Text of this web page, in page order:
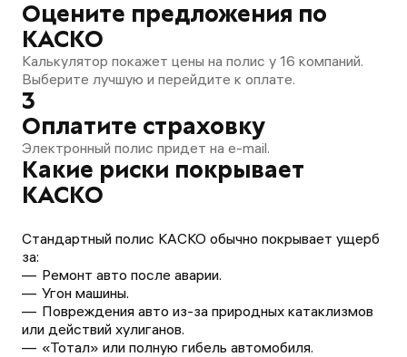
Оцените предложения по
КАСКО
Калькулятор покажет цены на полис у 16 компаний.
Выберите лучшую и перейдите к оплате.
3
Оплатите страховку
Электронный полис придет на e-mail.
Какие риски покрывает
КАСКО
Стандартный полис КАСКО обычно покрывает ущерб
за:
Ремонт авто после аварии.
Угон машины.
Повреждения авто из-за природных катаклизмов
или действий хулиганов.
«Тотал» или полную гибель автомобиля.